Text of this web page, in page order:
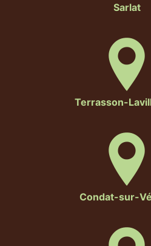
Sarlat
Terrasson-
Condat-sur-